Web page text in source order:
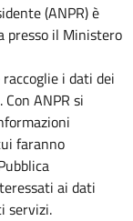
(ANPR) è
presso il Ministero
raccoglie i dati dei
ANPR si
faranno
ai dati
servizi.